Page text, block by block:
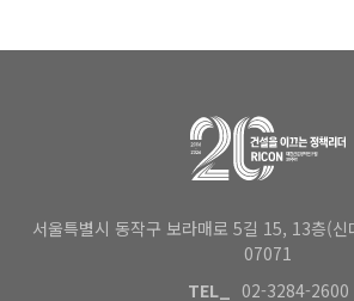
서울특별시 동작구 보라매로 5길 15, 13층(신
07071
TEL_
02-3284-2600